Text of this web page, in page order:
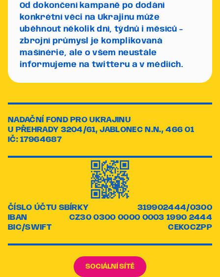
Od dokončení kampaně po dodání
konkrétní věci na Ukrajinu může
uběhnout několik dní, týdnů i měsíců -
zbrojní průmysl je komplikovaná
mašínérie, ale o všem neustále
informujeme na twitteru a v médiích.
NADAČNÍ FOND PRO UKRAJINU
U PŘEHRADY 3204/61, JABLONEC N.N., 466 01
IČ: 17964687
ČÍSLO ÚČTU SBÍRKY
319902444/0300
IBAN
CZ30 0300 0000 0003 1990 2444
BIC/SWIFT
CEKOCZPP
SOCIÁLNÍ SÍTĚ